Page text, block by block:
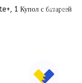
1 Купол с батареей
800грн